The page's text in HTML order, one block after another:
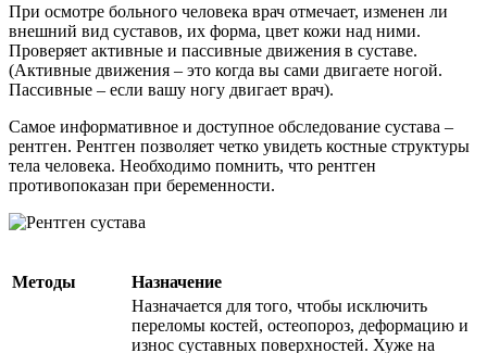
При осмотре больного человека врач отмечает, изменен ли
внешний вид суставов, их форма, цвет кожи над ними.
Проверяет активные и пассивные движения в суставе.
(Активные движения – это когда вы сами двигаете ногой.
Пассивные – если вашу ногу двигает врач).
Самое информативное и доступное обследование сустава –
рентген. Рентген позволяет четко увидеть костные структуры
тела человека. Необходимо помнить, что рентген
противопоказан при беременности.
Методы Назначение
Назначается для того, чтобы исключить
переломы костей, остеопороз, деформацию и
износ суставных поверхностей. Хуже на